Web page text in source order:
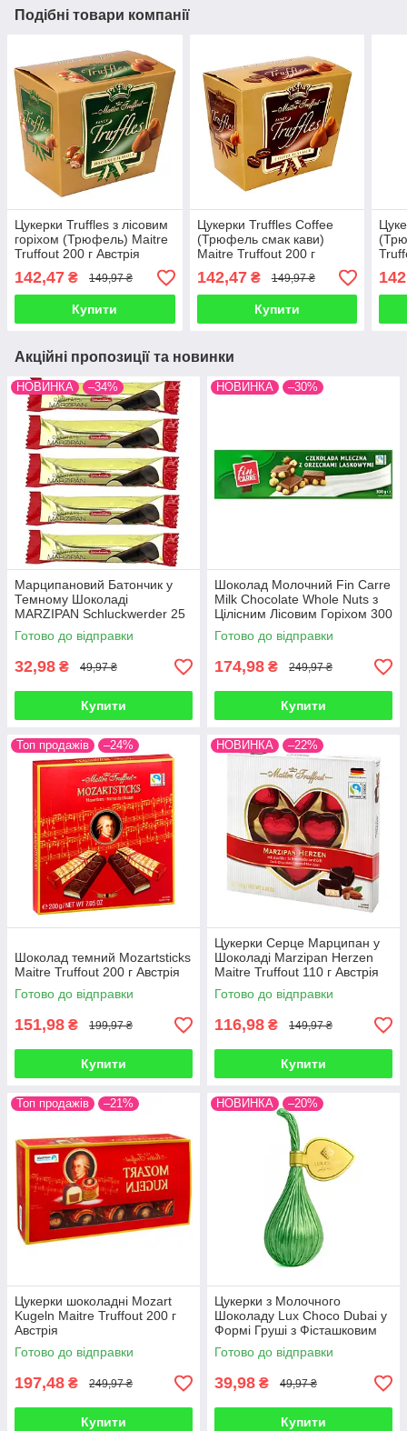
Подібні товари компанії
Цукерки Truffles з лісовим
горіхом (Трюфель) Maitre
Truffout 200 г Австрія
142,47 ₴ 149,97 ₴
Купити
Цукерки Truffles Coffee
(Трюфель смак кави)
Maitre Truffout 200 г
Австрія
142,47₴ 149,97 ₴
Купити
Акційні пропозиції та новинки
НОВИНКА –34%
Марципановий Батончик у
Темному Шоколаді
MARZIPAN Schluckwerder 25
г Німеччина
Готово до відправки
32,98 ₴ 49,97 ₴
Купити
НОВИНКА –30%
Шоколад Молочний Fin Carre
Milk Chocolate Whole Nuts з
Цілісним Лісовим Горіхом 300
г Німеччина
Готово до відправки
174,98 ₴ 249,97 ₴
Купити
Топ продажів –24%
Шоколад темний Mozartsticks
Maitre Truffout 200 г Австрія
Готово до відправки
151,98 ₴ 199,97 ₴
Купити
НОВИНКА –22%
Цукерки Серце Марципан у
Шоколаді Marzipan Herzen
Maitre Truffout 110 г Австрія
Готово до відправки
116,98 ₴ 149,97 ₴
Купити
Топ продажів –21%
Цукерки шоколадні Mozart
Kugeln Maitre Truffout 200 г
Австрія
Готово до відправки
197,48 ₴ 249,97 ₴
Купити
НОВИНКА –20%
Цукерки з Молочного
Шоколаду Lux Choco Dubai у
Формі Груші з Фісташковим
Кремом 120 штук по 25 г
всього 3 кг Об'єднані
Арабські Ем
Готово до відправки
39,98 ₴ 49,97 ₴
Купити